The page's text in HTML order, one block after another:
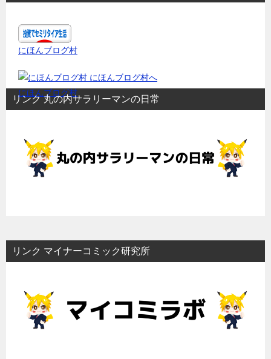
にほんブログ村
にほんブログ村
リンク 丸の内サラリーマンの日常
リンク マイナーコミック研究所